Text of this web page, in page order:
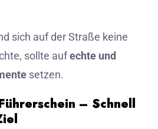
sich auf der Straße keine
sollte aufechte und
setzen.
– Schnell